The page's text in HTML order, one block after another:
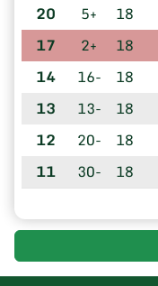
18
+5
20
18
+2
17
18
-16
14
18
-13
13
18
-20
12
18
-30
11